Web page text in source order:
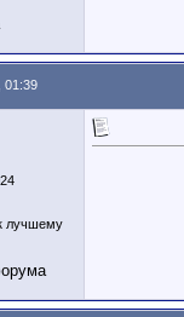
01:39